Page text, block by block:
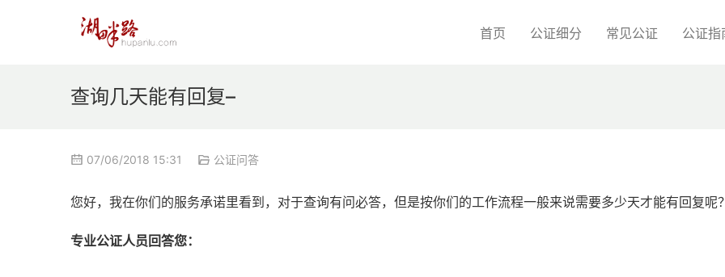
首页 公证细分 常见公证 公证指
查询几天能有回复–
07/06/2018 15:31 公证问答
您好，我在你们的服务承诺里看到，对于查询有问必答，但是按你们的工作流程一般来说需要多少天才能有回复呢
专业公证人员回答您：